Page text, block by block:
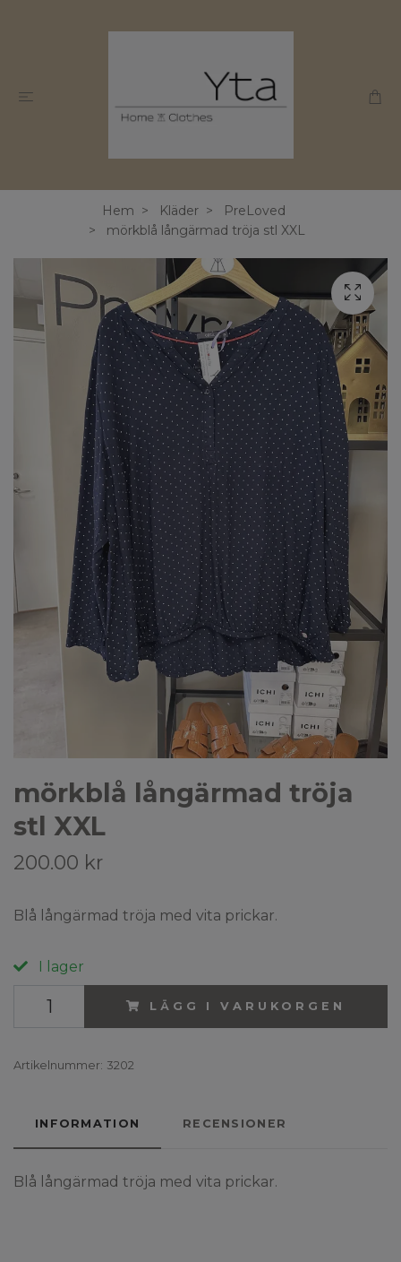
Hem Kläder
PreLoved
mörkblå långärmad tröja stl XXL
mörkblå långärmad tröja
stl XXL
200.00 kr
Blå långärmad tröja med vita prickar.
I lager
LÄGG I VARUKORGEN
Artikelnummer: 3202
INFORMATION RECENSIONER
Blå långärmad tröja med vita prickar.